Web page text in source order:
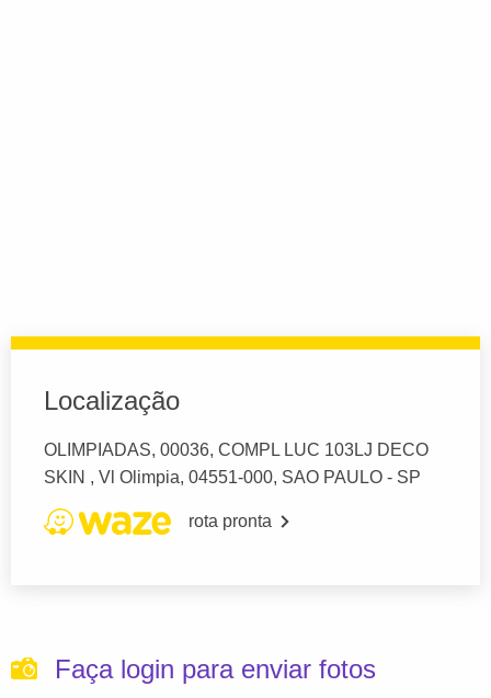
Localização
OLIMPIADAS, 00036, COMPL LUC 103LJ DECO
SKIN , Vl Olimpia, 04551-000, SAO PAULO - SP
rota pronta
Faça login para enviar fotos